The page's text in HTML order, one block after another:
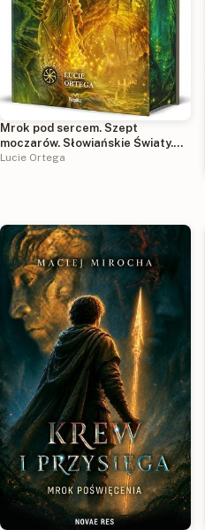
Mrok pod sercem. Szept
moczarów. Słowiańskie Światy.
Tom 2 (ilustrowane brzegi)
Lucie Ortega